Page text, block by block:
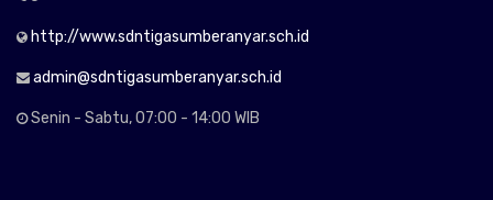
http://www.sdntigasumberanyar.sch.id
admin@sdntigasumberanyar.sch.id
Senin - Sabtu, 07:00 - 14:00 WIB